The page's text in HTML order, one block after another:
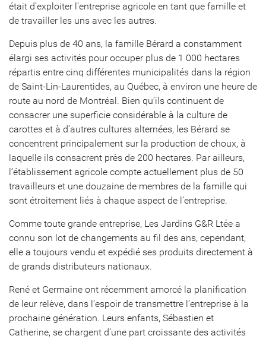
était d’exploiter l’entreprise agricole en tant que famille et
de travailler les uns avec les autres.
Depuis plus de 40 ans, la famille Bérard a constamment
élargi ses activités pour occuper plus de 1 000 hectares
répartis entre cinq différentes municipalités dans la région
de Saint-Lin-Laurentides, au Québec, à environ une heure de
route au nord de Montréal. Bien qu’ils continuent de
consacrer une superficie considérable à la culture de
carottes et à d’autres cultures alternées, les Bérard se
concentrent principalement sur la production de choux, à
laquelle ils consacrent près de 200 hectares. Par ailleurs,
l’établissement agricole compte actuellement plus de 50
travailleurs et une douzaine de membres de la famille qui
sont étroitement liés à chaque aspect de l’entreprise.
Comme toute grande entreprise, Les Jardins G&R Ltée a
connu son lot de changements au fil des ans, cependant,
elle a toujours vendu et expédié ses produits directement à
de grands distributeurs nationaux.
René et Germaine ont récemment amorcé la planification
de leur relève, dans l’espoir de transmettre l’entreprise à la
prochaine génération. Leurs enfants, Sébastien et
Catherine, se chargent d’une part croissante des activités